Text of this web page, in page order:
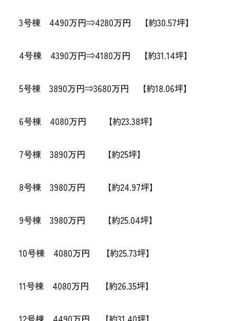
3号棟 4490万円⇒4280万円 【約30.57坪】
4号棟 4390万円⇒4180万円 【約31.14坪】
5号棟 3890万円⇒3680万円 【約18.06坪】
6号棟 4080万円 【約23.38坪】
7号棟 3890万円 【約25坪】
8号棟 3980万円 【約24.97坪】
9号棟 3980万円 【約25.04坪】
10号棟 4080万円 【約25.73坪】
11号棟 4080万円 【約26.35坪】